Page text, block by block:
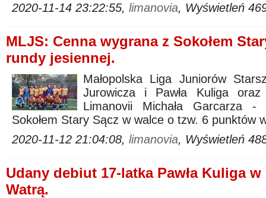
2020-11-14 23:22:55, limanovia, Wyświetleń
MLJS: Cenna wygrana z Sokołem
rundy jesiennej.
Małopolska Liga Juniorów
Jurowicza i Pawła Kuliga
Limanovii Michała Garcarza -
Sokołem Stary Sącz w walce o tzw. 6 punktów
2020-11-12 21:04:08, limanovia, Wyświetleń
Udany debiut 17-latka Pawła Kuliga
Watrą.